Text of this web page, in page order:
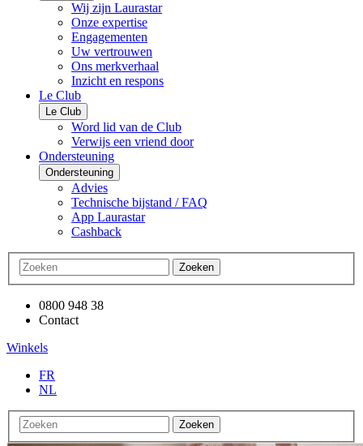
Wij zijn Laurastar
Onze expertise
Engagementen
Uw vertrouwen
Ons merkverhaal
Inzicht en respons
Le Club
Le Club
Word lid van de Club
Verwijs een vriend door
Ondersteuning
Ondersteuning
Advies
Technische bijstand / FAQ
App Laurastar
Cashback
Zoeken
0800 948 38
Contact
Winkels
FR
NL
Zoeken